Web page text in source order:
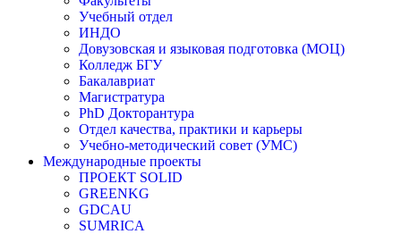
Учебный отдел
ИНДО
Довузовская и языковая подготовка (МОЦ)
Колледж БГУ
Бакалавриат
Магистратура
PhD Докторантура
Отдел качества, практики и карьеры
Учебно-методический совет (УМС)
Международные проекты
ПРОЕКТ SOLID
GREENKG
GDCAU
SUMRICA